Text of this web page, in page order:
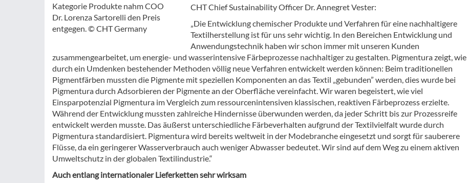
Kategorie Produkte nahm COO
Dr. Lorenza Sartorelli den Preis
entgegen. © CHT Germany
CHT Chief Sustainability Officer Dr. Annegret Vester:
„Die Entwicklung chemischer Produkte und Verfahren für eine nachhaltigere
Textilherstellung ist für uns sehr wichtig. In den Bereichen Entwicklung und
Anwendungstechnik haben wir schon immer mit unseren Kunden
zusammengearbeitet, um energie- und wasserintensive Färbeprozesse nachhaltiger zu gestalten. Pigmentura zeigt, wie
durch ein Umdenken bestehender Methoden völlig neue Verfahren entwickelt werden können: Beim traditionellen
Pigmentfärben mussten die Pigmente mit speziellen Komponenten an das Textil „gebunden” werden, dies wurde bei
Pigmentura durch Adsorbieren der Pigmente an der Oberfläche vereinfacht. Wir waren begeistert, wie viel
Einsparpotenzial Pigmentura im Vergleich zum ressourcenintensiven klassischen, reaktiven Färbeprozess erzielte.
Während der Entwicklung mussten zahlreiche Hindernisse überwunden werden, da jeder Schritt bis zur Prozessreife
entwickelt werden musste. Das äußerst unterschiedliche Färbeverhalten aufgrund der Textilvielfalt wurde durch
Pigmentura standardisiert. Pigmentura wird bereits weltweit in der Modebranche eingesetzt und sorgt für sauberere
Flüsse, da ein geringerer Wasserverbrauch auch weniger Abwasser bedeutet. Wir sind auf dem Weg zu einem aktiven
Umweltschutz in der globalen Textilindustrie.“
Auch entlang internationaler Lieferketten sehr wirksam